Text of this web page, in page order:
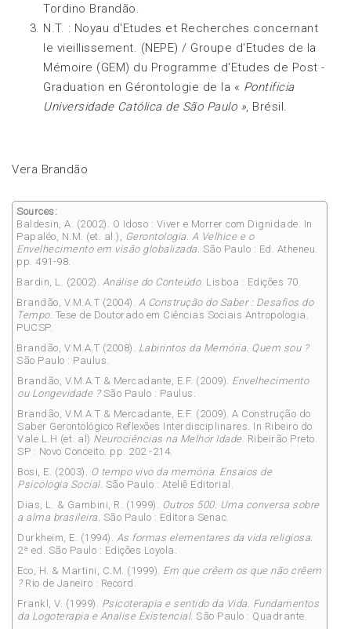
Tordino Brandão.
N.T. : Noyau d'Etudes et Recherches concernant
le vieillissement. (NEPE) / Groupe d'Etudes de la
Mémoire (GEM) du Programme d'Etudes de Post -
Graduation en Gérontologie de la « Pontificia
Universidade Católica de São Paulo », Brésil.
Vera Brandão
Sources:
Baldesin, A. (2002). O Idoso : Viver e Morrer com Dignidade. In
Papaléo, N.M. (et. al.),
Gerontologia. A Velhice e o
Envelhecimento em visão globalizada. São Paulo : Ed. Atheneu.
pp. 491-98.
Bardin, L. (2002).
Análise do Conteúdo. Lisboa : Edições 70.
Brandão, V.M.A.T (2004).
A Construção do Saber : Desafios do
Tempo. Tese de Doutorado em Ciências Sociais Antropologia.
PUCSP.
Brandão, V.M.A.T (2008).
Labirintos da Memória. Quem sou ?
São Paulo : Paulus.
Brandão, V.M.A.T & Mercadante, E.F. (2009). Envelhecimento
ou Longevidade ?São Paulo : Paulus.
Brandão, V.M.A.T & Mercadante, E.F. (2009). A Construção do
Saber Gerontológico Reflexões Interdisciplinares. In Ribeiro do
Vale L.H (et. al) Neurociências na Melhor Idade. Ribeirão Preto.
SP : Novo Conceito. pp. 202 -214.
Bosi, E. (2003).
O tempo vivo da memória. Ensaios de
Psicologia Social. São Paulo : Ateliê Editorial.
Dias, L. & Gambini, R. (1999).
Outros 500. Uma conversa sobre
a alma brasileira. São Paulo : Editora Senac.
Durkheim, E. (1994).
As formas elementares da vida religiosa.
2ª ed. São Paulo : Edições Loyola.
Eco, H. & Martini, C.M. (1999). Em que crêem os que não crêem
?Rio de Janeiro : Record.
Frankl, V. (1999).
Psicoterapia e sentido da Vida. Fundamentos
da Logoterapia e Analise Existencial. São Paulo : Quadrante.